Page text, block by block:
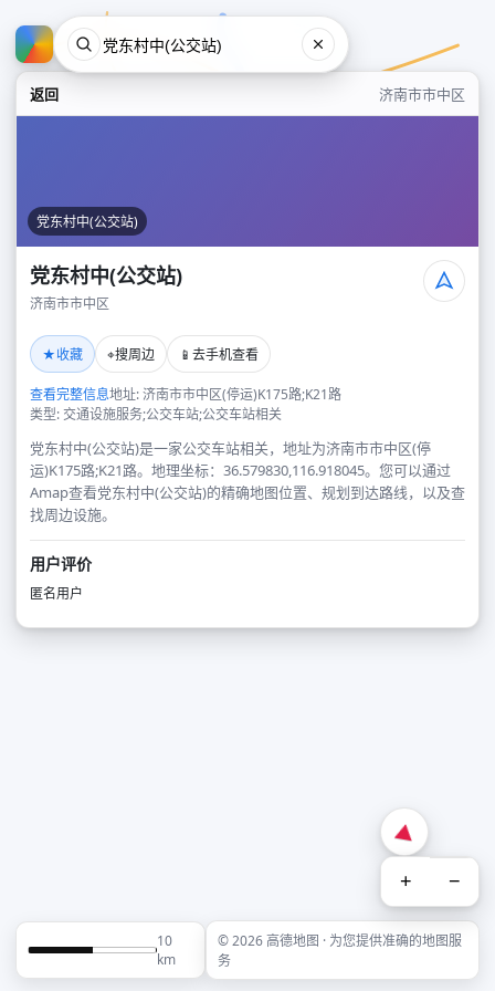
返回 济南市市中区
党东村中(公交站)
党东村中(公交站)
济南市市中区
★收藏 ⌖搜周边 📱 去手机查看
查看完整信息地址: 济南市市中区(停运)K175路;K21路
类型: 交通设施服务;公交车站;公交车站相关
党东村中(公交站)是一家公交车站相关，地址为济南市市中区(停
运)K175路;K21路。地理坐标：36.579830,116.918045。您可以通过
Amap查看党东村中(公交站)的精确地图位置、规划到达路线，以及查
找周边设施。
用户评价
匿名用户
+ −
10
km
© 2026 高德地图 · 为您提供准确的地图服
务